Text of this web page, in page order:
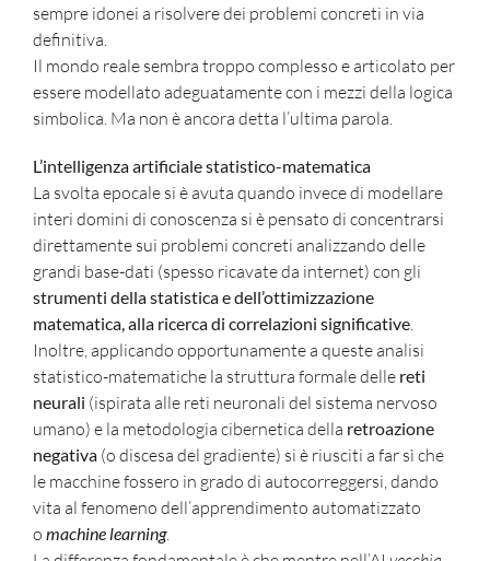
sempre idonei a risolvere dei problemi concreti in via
definitiva.
Il mondo reale sembra troppo complesso e articolato per
essere modellato adeguatamente con i mezzi della logica
simbolica. Ma non è ancora detta l’ultima parola.
L’intelligenza artificiale statistico-matematica
La svolta epocale si è avuta quando invece di modellare
interi domini di conoscenza si è pensato di concentrarsi
direttamente sui problemi concreti analizzando delle
grandi base-dati (spesso ricavate da internet) con gli
strumenti della statistica e dell’ottimizzazione
matematica, alla ricerca di correlazioni significative.
Inoltre, applicando opportunamente a queste analisi
statistico-matematiche la struttura formale delle reti
neurali (ispirata alle reti neuronali del sistema nervoso
umano) e la metodologia cibernetica della retroazione
negativa(o discesa del gradiente) si è riusciti a far sì che
le macchine fossero in grado di autocorreggersi, dando
vita al fenomeno dell’apprendimento automatizzato
o machine learning.